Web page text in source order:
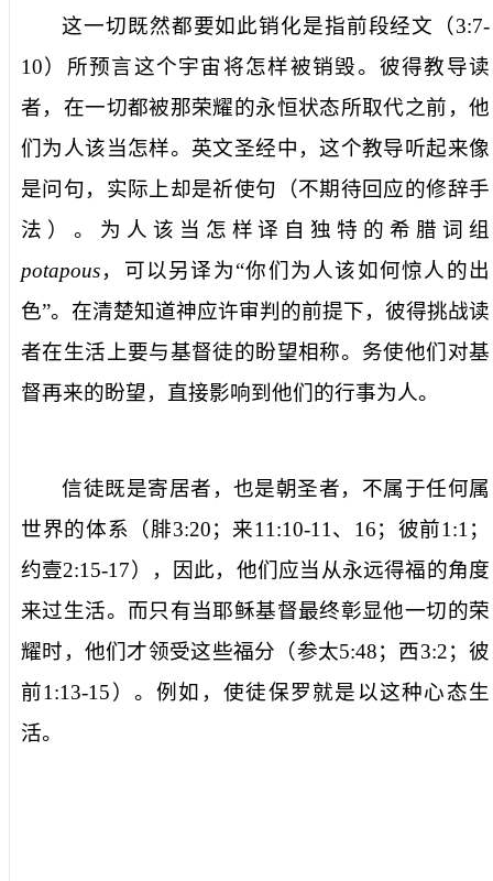
这一切既然都要如此销化是指前段经文（3:7-
10）所预言这个宇宙将怎样被销毁。彼得教导读
者，在一切都被那荣耀的永恒状态所取代之前，他
们为人该当怎样。英文圣经中，这个教导听起来像
是问句，实际上却是祈使句（不期待回应的修辞手
法）。 为人该当怎样译自独特的希腊词组
potapous，可以另译为“你们为人该如何惊人的出
色”。在清楚知道神应许审判的前提下，彼得挑战读
者在生活上要与基督徒的盼望相称。务使他们对基
督再来的盼望，直接影响到他们的行事为人。
信徒既是寄居者，也是朝圣者，不属于任何属
世界的体系（腓3:20；来11:10-11 、 16；彼前1:1 ；
约壹2:15-17），因此，他们应当从永远得福的角度
来过生活。而只有当耶稣基督最终彰显他一切的荣
耀时，他们才领受这些福分（参太5:48；西3:2；彼
前1:13-15 ）。例如，使徒保罗就是以这种心态生
活。